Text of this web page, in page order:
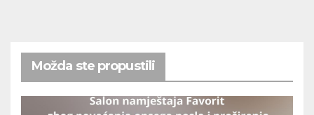
Možda ste propustili